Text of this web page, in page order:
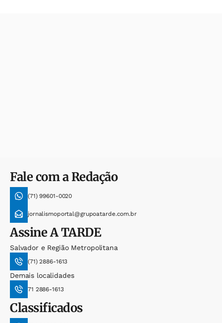
Fale com a Redação
(71) 99601-0020
jornalismoportal@grupoatarde.com.br
AssineA TARDE
Salvador e Região Metropolitana
(71) 2886-1613
Demais localidades
71 2886-1613
Classificados